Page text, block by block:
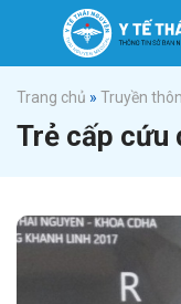
Trang chủ » Truyền
Trẻ cấp cứu